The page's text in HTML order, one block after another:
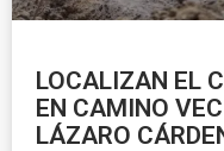
LOCALIZAN EL
EN CAMINO
LÁZARO